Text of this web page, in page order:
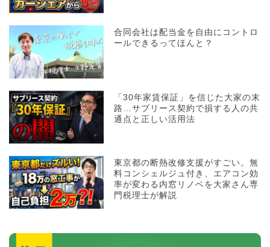
合同会社は配当金を自由にコントロ
ールできるってほんと？
「30年家賃保証」を信じた大家の末
路…サブリース契約で損する人の共
通点と正しい活用法
東京都の断熱改修支援がすごい。無
料コンシェルジュ付き、エアコン効
率が変わる内窓リノベを大家さん専
門税理士が解説